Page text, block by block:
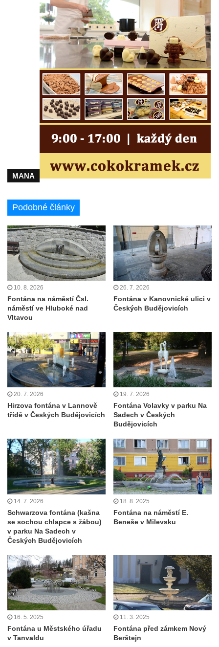
Velešíně
Pamětní deska arcibiskupa Micara ve
vstupu do poutního místa Římov
Plastika Koule v Gutenbergově ulici v
Liberci
Pamětní deska Vojtěcha Kocmicha na
domě čp. 37 v ulici Betlém v Římově
Pomník na paměť zrušení roboty v Plavu
Socha ležícího koně v Sadech
Československé armády v Teplicích
Socha svatého Jana Nepomuckého v
Třebušíně
Fischera na domě čp. 5/16 na třídě 9.
května v Rumburku
Pamětní deska Johanna Neumanna
severně od Tokáně
Obrázek svatého Huberta na buku svatého
Huberta
Obrázek svatého Jakuba na skále u cesty
východně od Srbské Kamenice
Socha Medvídě v Tierpark Chemnitz
Sochy Ležící žena v Tierpark Chemnitz
Sochy Ptáci v Tierpark Chemnitz
Socha Skupina jeřábů v Tierpark Chemnitz
Socha Panter v ZOO Leipzig
Socha Dívka s mušlí v ZOO Leipzig
Socha Atlet v ZOO Leipzig
Socha Marabu v ZOO Leipzig
Busta Karla Maxe Schneidera v ZOO
Leipzig
Socha Mladý slon v ZOO Leipzig
Socha Býk v ZOO Dresden
v ZOO Dresden
Socha krokodýla v ZOO Dresden
Socha slona v ZOO Dresden
Socha Faun s medvíďaty v ZOO Dresden
Socha divokého prasete před vstupem do
ZOO Dresden
MANA
Podobné články
10. 8. 2026
Fontána na náměstí Čsl.
náměstí ve Hluboké nad
Vltavou
26. 7. 2026
Fontána v Kanovnické ulici v
Českých Budějovicích
20. 7. 2026
Hirzova fontána v Lannově
třídě v Českých Budějovicích
19. 7. 2026
Fontána Volavky v parku Na
Sadech v Českých
Budějovicích
14. 7. 2026
Schwarzova fontána (kašna
se sochou chlapce s žábou)
v parku Na Sadech v
Českých Budějovicích
18. 8. 2025
Fontána na náměstí E.
Beneše v Milevsku
16. 5. 2025
Fontána u Městského úřadu
v Tanvaldu
11. 3. 2025
Fontána před zámkem Nový
Berštejn